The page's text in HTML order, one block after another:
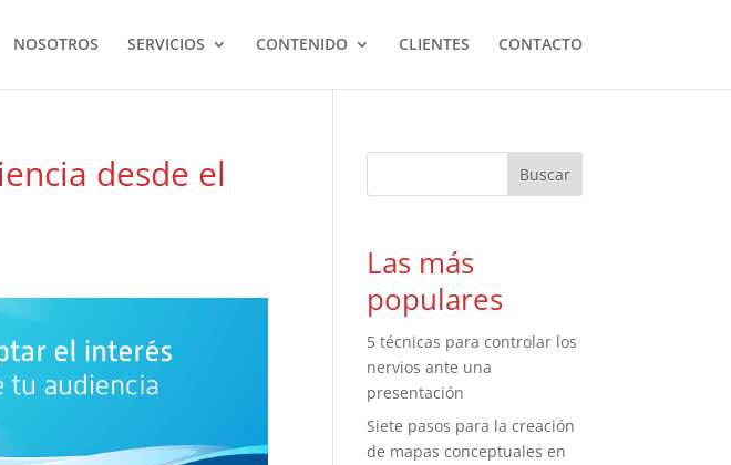
NOSOTROS SERVICIOS CONTENIDO CLIENTES CONTACTO
desde el
Las más
populares
5 técnicas para controlar los
nervios ante una
presentación
Siete pasos para la creación
de mapas conceptuales en